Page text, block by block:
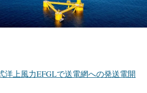
洋上風力EFGLで送電網への発送電開